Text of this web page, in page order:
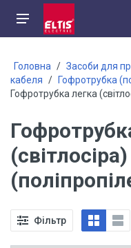
Головна / Засоби для
кабеля / Гофротрубка
Гофротрубка легка
Фільтр